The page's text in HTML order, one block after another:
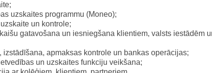
uzskaites programmu (Moneo);
un kontrole;
gatavošana un iesniegšana klientiem, valsts iestādēm
izstādīšana, apmaksas kontrole un bankas operācijas;
un uzskaites funkciju veikšana;